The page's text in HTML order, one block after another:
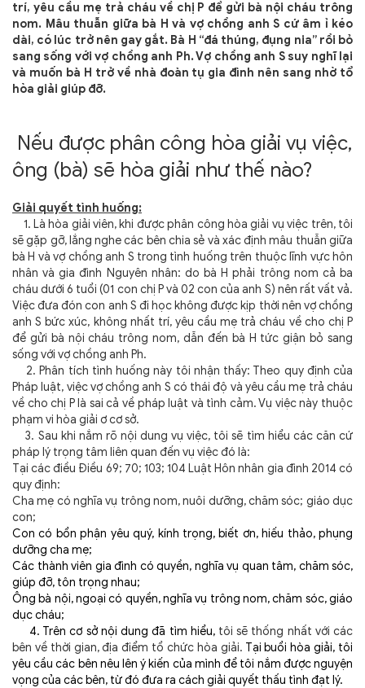
trí, yêu cầu mẹ trả cháu về chị P để gửi bà nội cháu trông
nom. Mâu thuẫn giữa bà H và vợ chồng anh S cứ âm ỉ kéo
dài, có lúc trở nên gay gắt. Bà H “đá thúng, đụng nia” rồi bỏ
sang sống với vợ chồng anh Ph. Vợ chồng anh S suy nghĩ lại
và muốn bà H trở về nhà đoàn tụ gia đình nên sang nhờ tổ
hòa giải giúp đỡ.
Nếu được phân công hòa giải vụ việc,
ông (bà) sẽ hòa giải như thế nào?
Giải quyết tình huống:
1. Là hòa giải viên, khi được phân công hòa giải vụ việc trên, tôi
sẽ gặp gỡ, lắng nghe các bên chia sẻ và xác định mâu thuẫn giữa
bà H và vợ chồng anh S trong tình huống trên thuộc lĩnh vực hôn
nhân và gia đình Nguyên nhân: do bà H phải trông nom cả ba
cháu dưới 6 tuổi (01 con chị P và 02 con của anh S) nên rất vất vả.
Việc đưa đón con anh S đi học không được kịp thời nên vợ chồng
anh S bức xúc, không nhất trí, yêu cầu mẹ trả cháu về cho chị P
để gửi bà nội cháu trông nom, dẫn đến bà H tức giận bỏ sang
sống với vợ chồng anh Ph.
2. Phân tích tình huống này tôi nhận thấy: Theo quy định của
Pháp luật, việcvợ chồng anh S có thái độ và yêu cầu mẹ trả cháu
về cho chị P là sai cả về pháp luật và tình cảm. Vụ việc này thuộc
phạm vi hòa giải ơ cơ sở.
3. Sau khi nắm rõ nội dung vụ việc, tôi sẽ tìm hiểu các căn cứ
pháp lý trọng tâm liên quan đến vụ việc đó là:
Tại các điều Điều 69; 70; 103; 104 Luật Hôn nhân gia đình 2014 có
quy định:
Cha mẹ có nghĩa vụ trông nom, nuôi dưỡng, chăm sóc; giáo dục
con;
Con có bổn phận yêu quý, kính trọng, biết ơn, hiếu thảo, phụng
dưỡng cha mẹ;
Các thành viên gia đình có quyền, nghĩa vụ quan tâm, chăm sóc,
giúp đỡ, tôn trọng nhau;
Ông bà nội, ngoại có quyền, nghĩa vụ trông nom, chăm sóc, giáo
dục cháu;
4. Trên cơ sở nội dung đã tìm hiểu,tôi sẽ thống nhất với các
bên về thời gian, địa điểm tổ chức hòa giải. Tại buổi hòa giải, tôi
yêu cầu các bên nêu lên ý kiến của mình để tôi nắm được nguyện
vọng của các bên, từ đó đưa ra cách giải quyết thấu tình đạt lý.